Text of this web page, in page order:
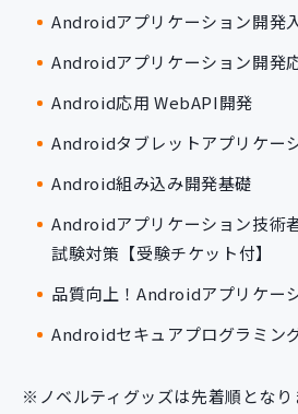
Androidアプリケーション開発
Androidアプリケーション開発
Android応用 WebAPI開発
Androidタブレットアプリケー
Android組み込み開発基礎
Androidアプリケーション技術
試験対策【受験チケット付】
品質向上！Androidアプリケー
Androidセキュアプログラミン
※ノベルティグッズは先着順となり